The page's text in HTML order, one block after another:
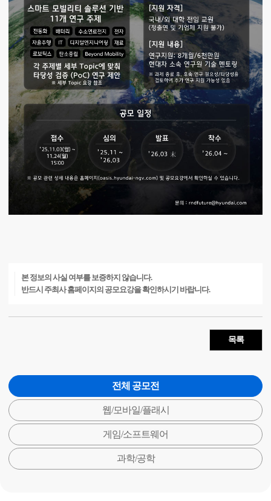
본 정보의 사실 여부를 보증하지 않습니다.
반드시 주최사 홈페이지의 공모요강을 확인하시기 바랍니다.
목록
전체 공모전
웹/모바일/플래시
게임/소프트웨어
과학/공학